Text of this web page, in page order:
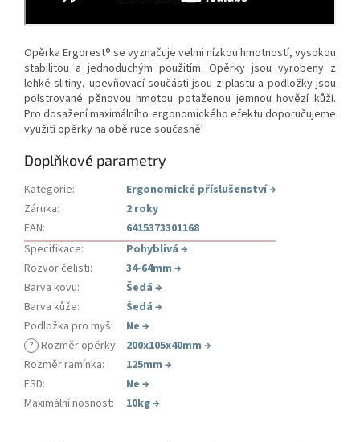
Opěrka Ergorest® se vyznačuje velmi nízkou hmotností, vysokou
stabilitou a jednoduchým použitím. Opěrky jsou vyrobeny z
lehké slitiny, upevňovací součásti jsou z plastu a podložky jsou
polstrované pěnovou hmotou potaženou jemnou hovězí kůží.
Pro dosažení maximálního ergonomického efektu doporučujeme
využití opěrky na obě ruce současně!
Doplňkové parametry
Kategorie: Ergonomické příslušenství→
Záruka:
2 roky
EAN:
6415373301168
Specifikace: Pohyblivá →
Rozvor čelisti: 34-64mm →
Barva kovu: Šedá →
Barva kůže: Šedá →
Podložka pro myš: Ne →
? Rozměr opěrky: 200x105x40mm →
Rozměr ramínka: 125mm →
ESD: Ne →
Maximální nosnost: 10kg→